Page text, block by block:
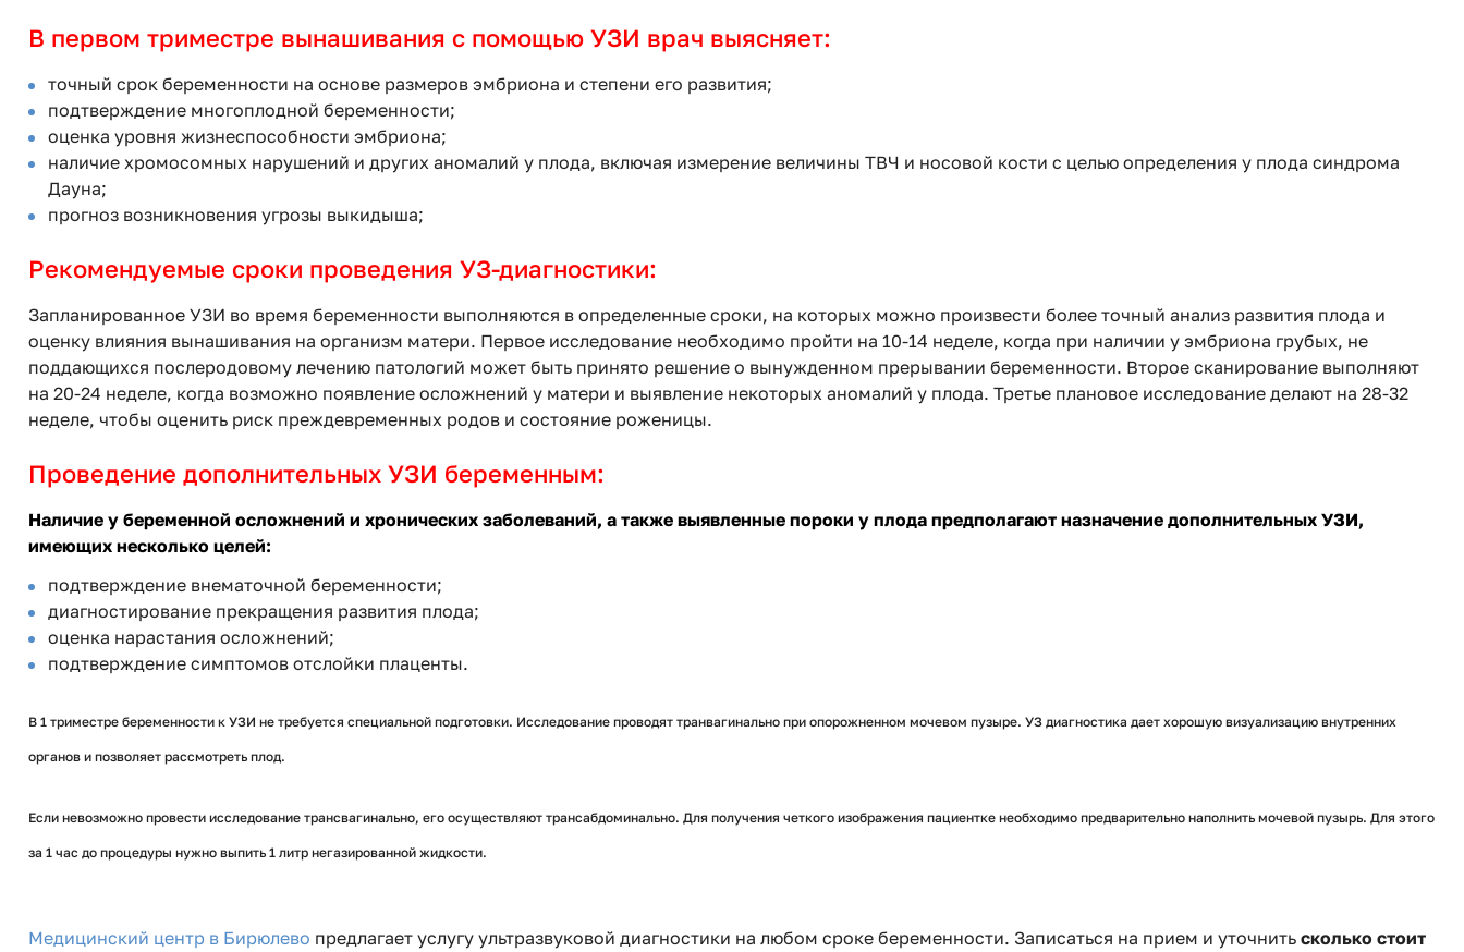
В первом триместре вынашивания с помощью УЗИ врач выясняет:
точный срок беременности на основе размеров эмбриона и степени его развития;
подтверждение многоплодной беременности;
оценка уровня жизнеспособности эмбриона;
наличие хромосомных нарушений и других аномалий у плода, включая измерение величины ТВЧ и носовой кости с целью определения у плода синдрома
Дауна;
прогноз возникновения угрозы выкидыша;
Рекомендуемые сроки проведения УЗ-диагностики:
Запланированное УЗИ во время беременности выполняются в определенные сроки, на которых можно произвести более точный анализ развития плода и
оценку влияния вынашивания на организм матери. Первое исследование необходимо пройти на 10-14 неделе, когда при наличии у эмбриона грубых, не
поддающихся послеродовому лечению патологий может быть принято решение о вынужденном прерывании беременности. Второе сканирование выполняют
на 20-24 неделе, когда возможно появление осложнений у матери и выявление некоторых аномалий у плода. Третье плановое исследование делают на 28-32
неделе, чтобы оценить риск преждевременных родов и состояние роженицы.
Проведение дополнительных УЗИ беременным:
Наличие у беременной осложнений и хронических заболеваний, а также выявленные пороки у плода предполагают назначение дополнительных УЗИ,
имеющих несколько целей:
подтверждение внематочной беременности;
диагностирование прекращения развития плода;
оценка нарастания осложнений;
подтверждение симптомов отслойки плаценты.
В 1 триместре беременности к УЗИ не требуется специальной подготовки. Исследование проводят транвагинально при опорожненном мочевом пузыре. УЗ диагностика дает хорошую визуализацию внутренних
органов и позволяет рассмотреть плод.
Если невозможно провести исследование трансвагинально, его осуществляют трансабдоминально. Для получения четкого изображения пациентке необходимо предварительно наполнить мочевой пузырь. Для этого
за 1 час до процедуры нужно выпить 1 литр негазированной жидкости.
Медицинский центр в Бирюлево предлагает услугу ультразвуковой диагностики на любом сроке беременности. Записаться на прием и уточнить сколько стоит